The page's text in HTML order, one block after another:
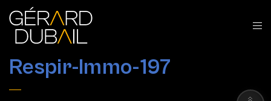
Respir-Immo-197
Dark